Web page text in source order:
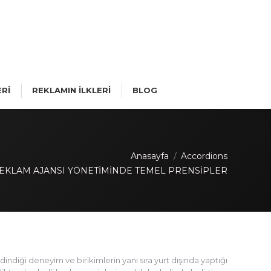
REKLAMIN İLKLERİ BLOG
Anasayfa
Accordions
AJANSI YÖNETİMİNDE TEMEL PRENSİPLER
deneyim ve birikimlerin yanı sıra yurt dışında yaptığı